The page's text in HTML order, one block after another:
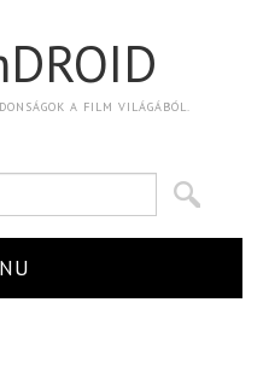
A FILM VILÁGÁBÓL.